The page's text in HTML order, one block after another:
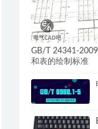
GB/T 24341-
和表的绘制标准